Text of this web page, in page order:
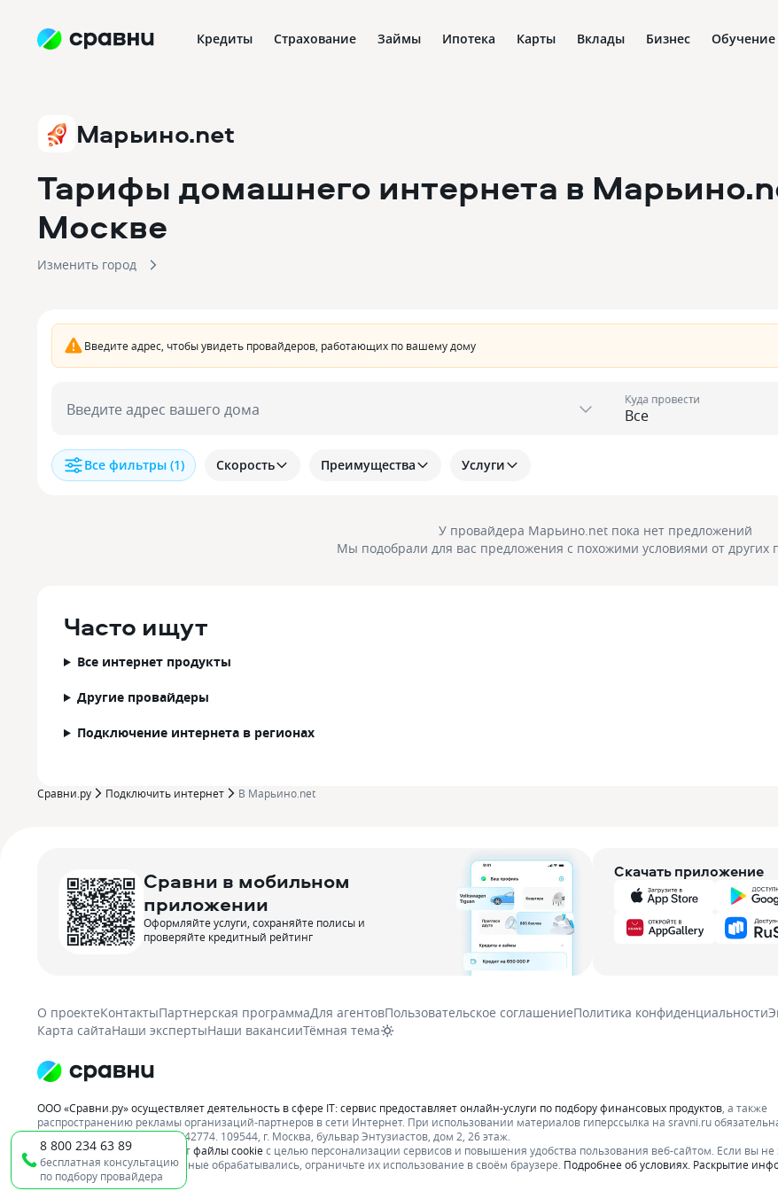
Кредиты Страхование Займы Ипотека Карты Вклады Бизнес Обучение
Марьино.net
Тарифы домашнего интернета в
Москве
Изменить город
Введите адрес, чтобы увидеть провайдеров, работающих по вашему дому
Введите адрес вашего дома
Куда провести
Все фильтры (1) Скорость Преимущества Услуги
У провайдера Марьино.net пока нет предложений
Мы подобрали для вас предложения с похожими условиями от других
Часто ищут
Все интернет продукты
Другие провайдеры
Подключение интернета в регионах
Сравни.ру Подключить интернет В Марьино.net
8 800 234 63 89
бесплатная консультацию
по подбору провайдера
Сравни в мобильном
приложении
Оформляйте услуги, сохраняйте полисы и
проверяйте кредитный рейтинг
Скачать приложение
О проектеКонтактыПартнерская программаДля агентовПользовательское соглашениеПолитика конфиденциальности
Карта сайтаНаши экспертыНаши вакансииТёмная тема
ООО «Сравни.ру» осуществляет деятельность в сфере IT: сервис предоставляет онлайн-услуги по подбору финансовых продуктов , а также
распространению рекламы организаций-партнеров в сети Интернет. При использовании материалов гиперссылка на sravni.ru
7710718303, ОГРН 1087746642774. 109544, г. Москва, бульвар Энтузиастов, дом 2, 26 этаж.
ООО «Сравни.ру» используетфайлы cookieс целью персонализации сервисов и повышения удобства пользования веб-сайтом. Если вы не
ваши пользовательские данные обрабатывались, ограничьте их использование в своём браузере. Подробнее об условиях. Раскрытие